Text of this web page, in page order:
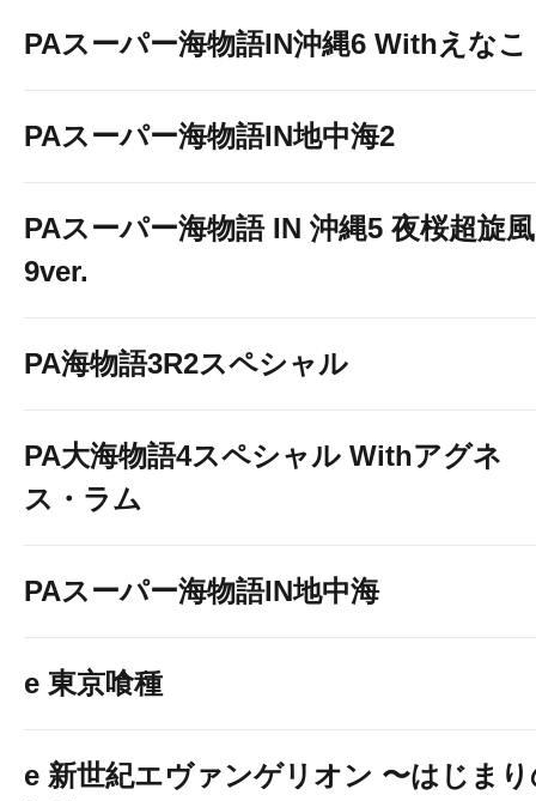
PAスーパー海物語IN沖縄6 Withえなこ
PAスーパー海物語IN地中海2
PAスーパー海物語 IN 沖縄5 夜桜超旋
9ver.
PA海物語3R2スペシャル
PA大海物語4スペシャル Withアグネ
ス・ラム
PAスーパー海物語IN地中海
e 東京喰種
e 新世紀エヴァンゲリオン 〜はじま